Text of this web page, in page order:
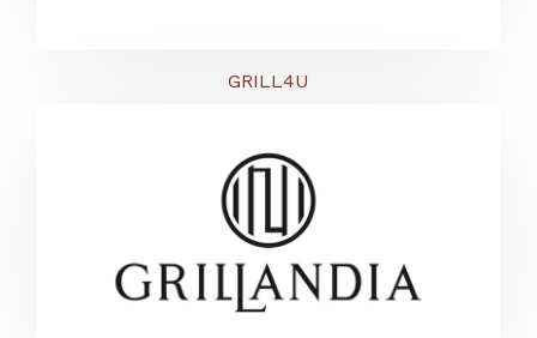
GRILL4U